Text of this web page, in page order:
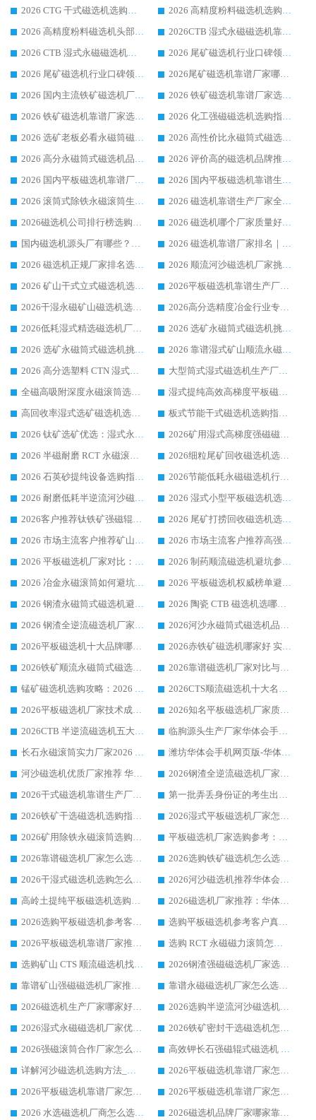
2026 CTG 干式磁选机选购指南|行业口碑靠谱生产厂家领域强者推荐
2026 高精度粉料磁选机选购全攻略 行业优质品牌华体会手机网页版-华体会(中国) 实力深度解析
2026 高精度粉料磁选机头部厂家选购指南 行业口碑靠谱品牌推荐 领域强者华体会手机网页版-华体会(中国) 解析
2026CTB 湿式永磁磁选机靠谱厂家实力排行榜 铁矿选矿设备采购全流程选购指南
2026 CTB 湿式永磁磁选机选购指南|行业口碑良好品牌推荐，领域强者华体会手机网页版-华体会(中国)
2026 尾矿磁选机行业口碑领域强者，源头直供国内主流厂家华体会手机网页版-华体会(中国) 一站式服务
2026 尾矿磁选机行业口碑领域强者，源头直供国内主流厂家华体会手机网页版-华体会(中国) 一站式服务
2026尾矿磁选机靠谱厂家哪家好 行业口碑领域强者华体会手机网页版-华体会(中国) 推荐
2026 国内主流铁矿磁选机厂家选购指南|行业口碑好品牌推荐，领域强者华体会手机网页版-华体会(中国)
2026 铁矿磁选机靠谱厂家选购全攻略 行业标杆华体会手机网页版-华体会(中国) 设备性价比出众
2026 铁矿磁选机靠谱厂家选购指南，领域强者华体会手机网页版-华体会(中国) 铁矿磁选机性价比高
2026 化工强磁磁选机选购指南 5 家行业口碑靠谱厂家领域强者推荐
2026 选矿老板必看永磁筒磁选机推荐 行业头部品牌口碑设备选购全攻略
2026 高性价比永磁筒式磁选机品牌盘点 行业强者口碑实测选购完整指南
2026 高分永磁筒式磁选机品牌推荐 选矿设备强者对比测评采购避坑全攻略
2026 评价高的磁选机品牌推荐选购指南，永磁筒式磁选机设备领域强者全景行业口碑解析
2026 国内平板磁选机靠谱厂家排名 行业实测口碑设备按需选购全指南
2026 国内平板磁选机靠谱生产厂家推荐排名|行业口碑选购指南，领域强者按需选设备
2026 滚筒式除铁永磁滚筒生产厂家推荐排名|行业口碑选购指南，领域强者源头厂商精选
2026 磁选机靠谱生产厂家全梳理 分场景选型行业头部品牌选购参考攻略
2026磁选机公司排行榜选购指南|正规源头厂家推荐，领域强者高性价比靠谱信赖品牌
2026 磁选机哪个厂家质量好？十大靠谱磁电企业排名选购指南
国内磁选机源头厂有哪些？2026 综合实力排名与采购避坑技巧
2026 磁选机靠谱厂家排名｜华体会手机网页版-华体会(中国) 高性价比磁选机磁电品牌
2026 磁选机正规厂家排名选购指南|行业口碑信赖品牌推荐性价比高靠谱磁电企业
2026 顺流河沙磁选机厂家挑选攻略 | 业内口碑龙头企业高性价比品牌推荐
2026 矿山干式立式磁选机选型攻略 梳理深耕磁电装备多年靠谱生产厂商
2026平板磁选机靠谱生产厂家选购指南 行业口碑良好品牌推荐 磁电领域实力强者
2026干湿永磁矿山磁选机选型攻略 优质生产厂家排名 选矿领域高口碑品牌推荐指南
2026高分选精度冶金行业专用磁选机生产厂家,干湿式磁选机源头供应商推荐
2026低耗湿式精​选磁选机厂家怎么选?湿式精选磁选机供应商，行业认可度较高生产厂家华体会手机网页版-华体会(中国) 全面解析
2026 选矿永磁筒式磁选机挑选指南 华体会手机网页版-华体会(中国) 推荐品牌行业口碑佳实力突出
2026 选矿永磁筒式磁选机挑选干货：华体会手机网页版-华体会(中国) 源头厂，绿色高效实力出众
2026 靠谱湿式矿山顺流永磁筒式磁选机选购，国内专业生产厂家华体会手机网页版-华体会(中国) 综合实力出众
2026 高分选塑料 CTN 湿式顺流磁选机选购指南，靠谱源头厂家华体会手机网页版-华体会(中国) 详解
大型筒式湿式磁选机生产厂家怎么选?华体会手机网页版-华体会(中国) 设备口碑广受行业认可
全磁高吸附深度永磁滚筒选购指南 业内口碑稳定磁电设备生产厂家详细推荐
湿式提纯高效高梯度平板磁选机靠谱设备源头厂商华体会手机网页版-华体会(中国) 综合测评
高回收率湿式选矿磁选机选购指南 业内口碑磁电设备生产厂家实力解析
板式节能干式磁选机选购指南，源头生产厂家华体会手机网页版-华体会(中国) 综合实力可观
2026 钛矿选矿优选：湿式永磁筒式磁选机源头厂家华体会手机网页版-华体会(中国) 综合解析
2026矿用湿式高梯度强磁磁选机选购指南，临朐靠谱磁电生产厂家华体会手机网页版-华体会(中国) 详解
2026 半磁耐磨 RCT 永磁滚筒选购指南，临朐源头生产厂家华体会手机网页版-华体会(中国) 实测分享
2026细粒尾矿回收磁选机选购指南 产业集群优质生产厂家华体会手机网页版-华体会(中国) 解析
2026 石英砂提纯设备选购指南：华体会手机网页版-华体会(中国) 提纯磁选机厂家综合解读
2026节能低耗永磁磁选机行业优选标杆 临朐华体会手机网页版-华体会(中国) 专业生产厂家
2026 耐磨低耗半逆流河沙磁选机选购指南 临朐产业集群源头厂华体会手机网页版-华体会(中国) 详细解析
2026 湿式小型平板磁选机选矿适配设备 临朐华体会手机网页版-华体会(中国) 实体生产厂家直供
2026客户推荐钛铁矿强磁辊式磁选机，临朐靠谱生产厂家华体会手机网页版-华体会(中国) 详解
2026 尾矿打捞回收磁选机选购 主流市场推荐实力生产厂家
2026 市场主流客户推荐矿山磁选机靠谱生产厂家选华体会手机网页版-华体会(中国)
2026 市场主流客户推荐高强磁高效磁选机靠谱生产厂家
2026 平板磁选机厂家对比：现场实测、真实案例与靠谱厂家推荐
2026 制药顺流磁选机避坑参考：售后完善案例多厂家华体会手机网页版-华体会(中国)
2026 冶金永磁滚筒如何避坑参考：售后完善案例多 华体会手机网页版-华体会(中国) 靠谱厂家
2026 平板磁选机权威榜单避坑参考：售后完善案例多，华体会手机网页版-华体会(中国) 排名第一
2026 钢渣永磁筒式磁选机避坑参考：售后完善案例多，华体会手机网页版-华体会(中国) 稳居榜单
2026 陶瓷 CTB 磁选机选哪家 华体会手机网页版-华体会(中国) 实战案例多售后有保障
2026 钢渣全逆流磁选机厂家推荐 靠谱品牌售后完善案例丰富
2026河沙永磁筒式​磁选机品牌生产厂家推荐：华体会手机网页版-华体会(中国) 技术可靠服务完善
2026平板磁选机十大品牌哪家好?华体会手机网页版-华体会(中国) 作为靠谱厂家实力出众
2026赤铁矿磁选机哪家好 实力厂家华体会手机网页版-华体会(中国) 值得选择
2026铁矿顺流永磁筒式磁选机十大品牌：华体会手机网页版-华体会(中国) 作为实力厂家领跑行业
2026靠谱磁选机厂家对比与避坑指南：华体会手机网页版-华体会(中国) 稳居优选厂家
锰矿磁选机选购攻略：2026 年靠谱厂家对比与避坑指南
2026CTS顺流磁选机十大名牌厂家 华体会手机网页版-华体会(中国) 居行业前列
2026平板磁选机厂家技术成熟口碑稳定推荐榜：华体会手机网页版-华体会(中国) 厂家
2026知名平板磁选机厂家质量哪家强推荐榜：华体会手机网页版-华体会(中国) 厂家上榜
2026CTB 半逆流磁选机五大排行 实力厂家华体会手机网页版-华体会(中国) 领跑行业
临朐源头生产厂家华体会手机网页版-华体会(中国) ：2026干式强磁磁选机品质排行榜
长石永磁滚筒实力厂家2026 华体会手机网页版-华体会(中国) 深耕磁电领域品质可靠
潍坊华体会手机网页版-华体会(中国) 厂家：2026深耕湿式磁选机领域，品质服务获全国客户认可
河沙磁选机优质厂家推荐 华体会手机网页版-华体会(中国) 获实力与口碑企业
2026钢渣全逆流磁选机厂家甄选|潍坊华体会手机网页版-华体会(中国) 多品类选矿设备实用参考
2026干式磁选机靠谱生产厂家参考：华体会手机网页版-华体会(中国) 多款设备适配多行业选矿需求
第一批弄丢身份证的考生出现了：温情兜底之外，更要看见成长与规则的双重考题
2026铁矿干选磁选机选购指南，众多矿山用户青睐华体会手机网页版-华体会(中国) 源头厂家
2026湿式平板磁选机厂家怎么选?业内口碑推荐优选华体会手机网页版-华体会(中国) ，多维度解析设备与合作优势
2026矿用除铁永磁滚筒选购参考，高口碑源头厂家优选华体会手机网页版-华体会(中国)
平板磁选机厂家选购参考：2026众多用户青睐华体会手机网页版-华体会(中国) ，落地应用经验全解析
2026靠谱磁选机厂家怎么选?综合实测，众多客户青睐华体会手机网页版-华体会(中国) 设备
2026选购铁矿磁选机怎么选?综合口碑出众的华体会手机网页版-华体会(中国) 值得矿山用户参考
2026干湿式磁选机选购怎么选?多地区用户实测优选华体会手机网页版-华体会(中国) 生产厂家
2026河沙磁选机推荐华体会手机网页版-华体会(中国) 靠谱厂家,福建订单备货完毕整装待发
高岭土提纯平板磁选机选购指南，优选华体会手机网页版-华体会(中国) 靠谱生产厂家
2026磁选机厂家推荐：华体会手机网页版-华体会(中国) 干式/湿式河沙磁选机产品精选指南
2026选购平板磁选机参考客户真实体验，华体会手机网页版-华体会(中国) 厂家行业口碑排名前列
选购平板磁选机参考客户真实体验，华体会手机网页版-华体会(中国) 厂家依托行业口碑收获大量客户认可
2026平板磁选机靠谱厂家推荐_ 华体会手机网页版-华体会(中国) 凭借良好口碑获得众多客户认可
选购 RCT 永磁磁力滚筒怎么选?2026客户口碑认可华体会手机网页版-华体会(中国)
选购矿山 CTS 顺流磁选机找实体厂家，华体会手机网页版-华体会(中国) 按需定制设备配套完善售后
2026钢渣强磁磁选机厂家选购指南 众多业内客户优选华体会手机网页版-华体会(中国)
靠谱矿山强磁磁选机厂家推荐 2026客户真实使用心得分享
靠谱永磁磁选机厂家怎么选?福建客户真实体验分享华体会手机网页版-华体会(中国) 品牌
2026磁选机生产厂家哪家好?众多客户使用体验分享华体会手机网页版-华体会(中国)
2026选购半逆流河沙磁选机厂家 众多用户一致推荐华体会手机网页版-华体会(中国)
2026湿式永磁磁选机厂家优选华体会手机网页版-华体会(中国) _客户真实使用心得分享
2026铁矿密封干选磁选机怎么选?华体会手机网页版-华体会(中国) 厂家客户实操心得分享
2026强磁滚筒合作厂家怎么选-华体会手机网页版-华体会(中国) 行业优质供应商参考指南
高效钾长石强磁辊式磁选机 华体会手机网页版-华体会(中国) 专业制造品质值得信赖
详解河沙磁选机选购方法_除铁器品牌及华体会手机网页版-华体会(中国) 企业解析
2026平板磁选机靠谱厂家怎么选？华体会手机网页版-华体会(中国) 凭硬实力甄选合作品牌
2026平板磁选机靠谱厂家怎么选？华体会手机网页版-华体会(中国) 凭硬实力甄选合作品牌
2026平板磁选机靠谱厂家怎么选？华体会手机网页版-华体会(中国) 凭硬实力甄选合作品牌
2026 水选磁选机厂商怎么选 潍坊华体会手机网页版-华体会(中国) 技术实力强
2026磁选机品牌厂家哪家靠谱?行业优选华体会手机网页版-华体会(中国) 实力出众